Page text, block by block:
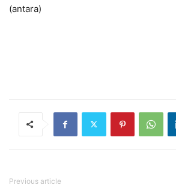
(antara)
Previous article